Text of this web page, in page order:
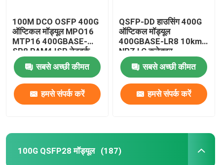
100M DCO OSFP 400G
ऑप्टिकल मॉड्यूल MPO16
MTP16 400GBASE-
SR8 PAM4 ISP नेटवर्क
सबसे अच्छी कीमत
हमसे संपर्क करें
QSFP-DD हाउसिंग 400G
ऑप्टिकल मॉड्यूल
400GBASE-LR8 10km
NRZ LC कनेक्टर
सबसे अच्छी कीमत
हमसे संपर्क करें
100G QSFP28 मॉड्यूल (187)